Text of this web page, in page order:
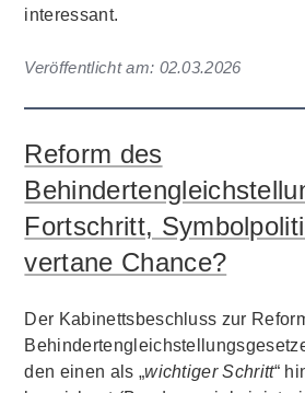
interessant.
Veröffentlicht am: 02.03.2026
Reform des
Fortschritt,
vertane Chance?
Der Kabinettsbeschluss zur
den einen als „wichtiger Schritt“